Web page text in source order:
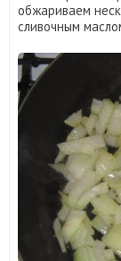
обжариваем
сливочным